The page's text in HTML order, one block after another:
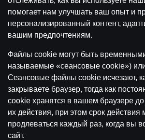
byDāvis 7 янв. 2025 г.
помогает нам улучшать ваш опыт и
персонализированный контент,
вашим предпочтениям.
Файлы cookie могут быть
называемые «сеансовые cookie»)
Сеансовые файлы cookie исчезают,
закрываете браузер, тогда как
cookie хранятся в вашем браузере до
их действия, при этом срок действия
продлеваться каждый раз, когда вы
сайт.